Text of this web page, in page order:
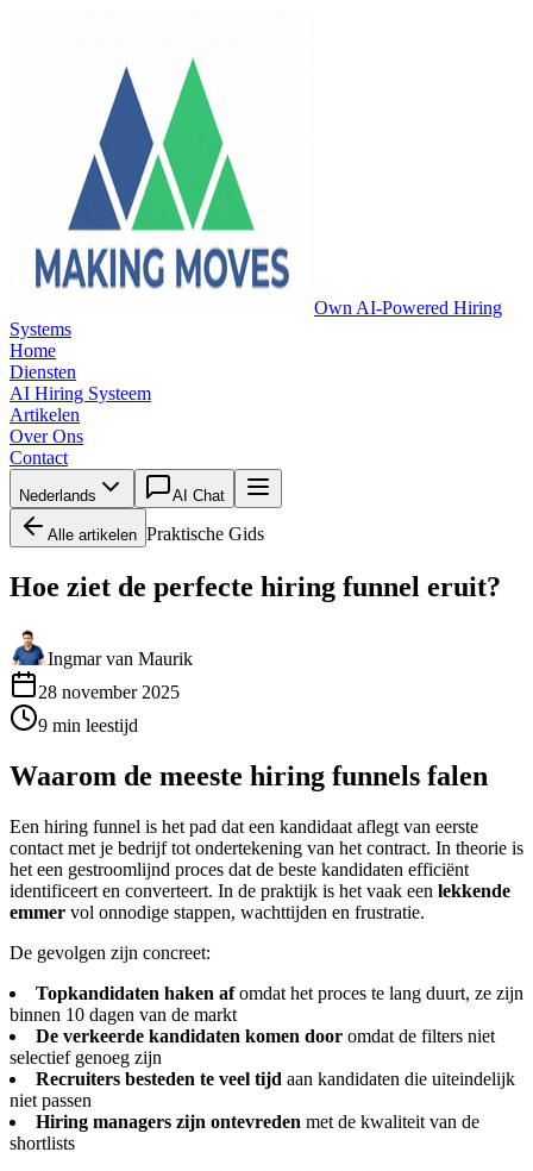
Own AI-Powered Hiring
Systems
Home
Diensten
AI Hiring Systeem
Artikelen
Over Ons
Contact
Nederlands AI Chat
Alle artikelen Praktische Gids
Hoe ziet de perfecte hiring funnel eruit?
Ingmar van Maurik
28 november 2025
9 min leestijd
Waarom de meeste hiring funnels falen
Een hiring funnel is het pad dat een kandidaat aflegt van eerste
contact met je bedrijf tot ondertekening van het contract. In theorie is
het een gestroomlijnd proces dat de beste kandidaten efficiënt
identificeert en converteert. In de praktijk is het vaak een lekkende
emmer vol onnodige stappen, wachttijden en frustratie.
De gevolgen zijn concreet:
Topkandidaten haken afomdat het proces te lang duurt, ze zijn
binnen 10 dagen van de markt
De verkeerde kandidaten komen door omdat de filters niet
selectief genoeg zijn
Recruiters besteden te veel tijd aan kandidaten die uiteindelijk
niet passen
Hiring managers zijn ontevreden met de kwaliteit van de
shortlists